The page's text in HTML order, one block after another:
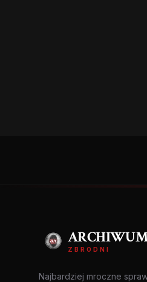
ZBRODNI
Najbardziej mroczne